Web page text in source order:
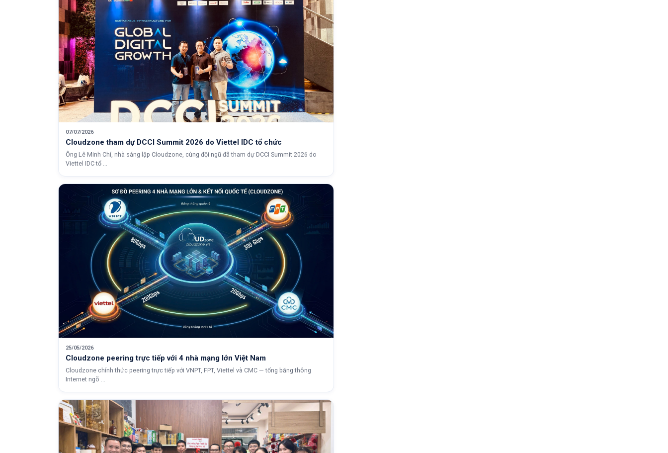
07/07/2026
Cloudzone tham dự DCCI Summit 2026 do Viettel IDC tổ chức
Ông Lê Minh Chí, nhà sáng lập Cloudzone, cùng đội ngũ đã tham dự DCCI Summit 2026 do
Viettel IDC tổ ...
25/05/2026
Cloudzone peering trực tiếp với 4 nhà mạng lớn Việt Nam
Cloudzone chính thức peering trực tiếp với VNPT, FPT, Viettel và CMC — tổng băng thông
Internet ngõ ...